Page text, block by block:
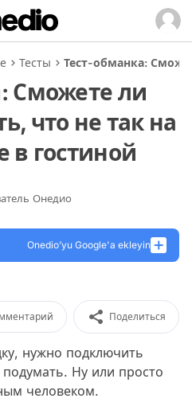
Тесты Тест-обманка:
Сможете ли
что не так на
в гостиной
Онедио
Onedio’yu Google'a ekleyin
Поделиться
нужно подключить
Ну или просто
человеком.